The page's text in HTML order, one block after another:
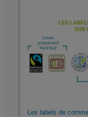
Les labels de